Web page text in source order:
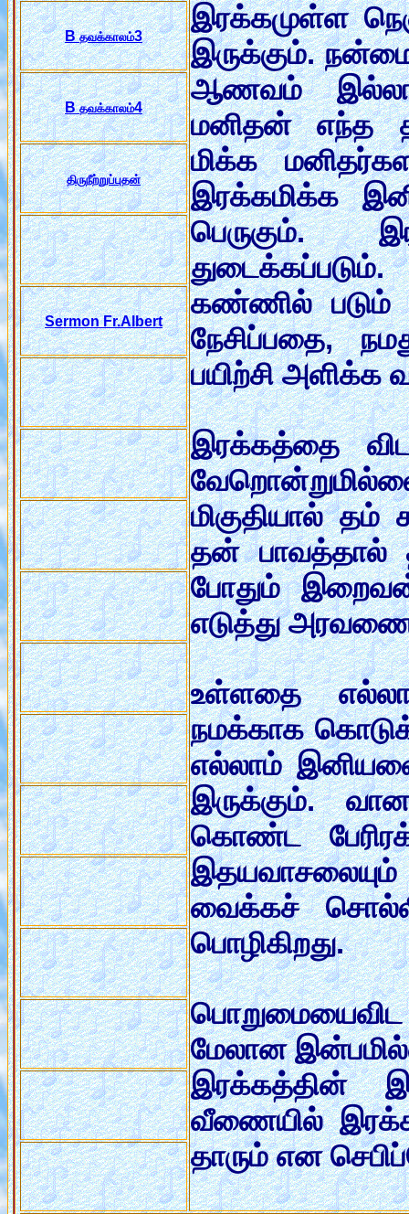
இரக்கமுள்ள
இருக்கும்.
ஆணவம்
மனிதன் எந்த
மிக்க
இரக்கமிக்க
பெருகும்.
கண்ணில் படும்
நேசிப்பதை,
பயிற்சி அளிக்க
இரக்கத்தை
மிகுதியால்
தன் பாவத்தால்
போதும்
எடுத்து
உள்ளதை
நமக்காக
எல்லாம்
இருக்கும்.
கொண்ட
இதயவாசலையும்
வைக்கச்
பொழிகிறது.
மேலான
இரக்கத்தின்
வீணையில்
தாரும் என
Bதவக்காலம்3
Bதவக்காலம்4
திருநீற்றுப்புதன்
Sermon Fr.Albert